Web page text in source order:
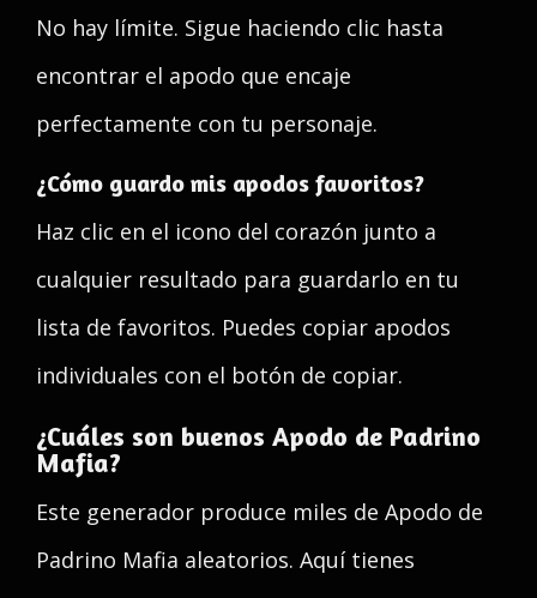
No hay límite. Sigue haciendo clic hasta
encontrar el apodo que encaje
perfectamente con tu personaje.
¿Cómo guardo mis apodos favoritos?
Haz clic en el icono del corazón junto a
cualquier resultado para guardarlo en tu
lista de favoritos. Puedes copiar apodos
individuales con el botón de copiar.
¿Cuáles son buenos Apodo de Padrino
Mafia?
Este generador produce miles de Apodo de
Padrino Mafia aleatorios. Aquí tienes